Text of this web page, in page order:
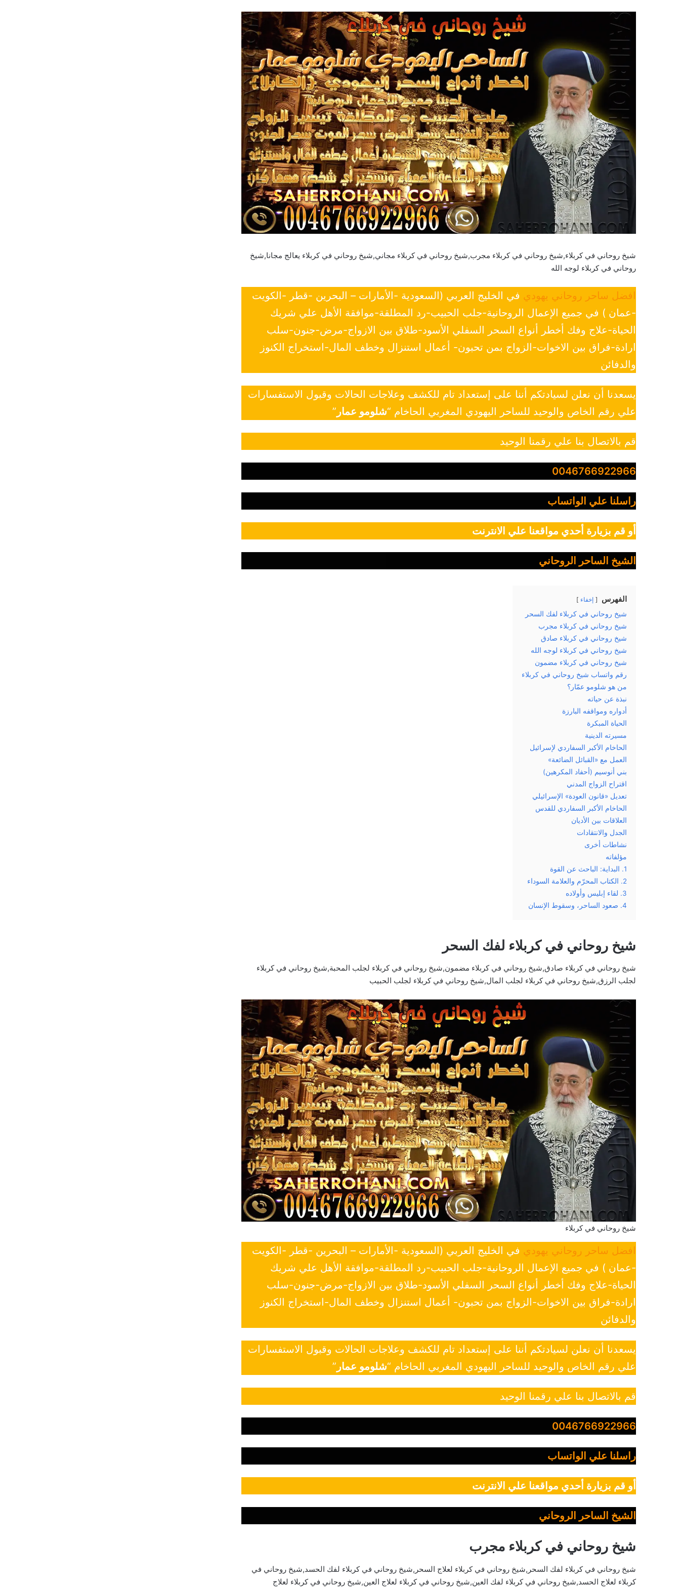
شيخ روحاني في كربلاء,شيخ روحاني في كربلاء مجرب,شيخ روحاني في كربلاء مجاني,شيخ روحاني في كربلاء يعالج مجانا,شيخ
روحاني في كربلاء لوجه الله
افضل ساحر روحاني يهودي في الخليج العربي (السعودية -الأمارات – البحرين -قطر -الكويت
-عمان ) في جميع الإعمال الروحانية-جلب الحبيب-رد المطلقة-موافقة الأهل علي شريك
الحياة-علاج وفك أخطر أنواع السحر السفلي الأسود-طلاق بين الازواج-مرض-جنون-سلب
ارادة-فراق بين الاخوات-الزواج بمن تحبون- أعمال استنزال وخطف المال-استخراج الكنوز
والدفائن
يسعدنا أن نعلن لسيادتكم أننا على إستعداد تام للكشف وعلاجات الحالات وقبول الاستفسارات
علي رقم الخاص والوحيد للساحر اليهودي المغربي الحاخام “شلومو عمار ”
قم بالاتصال بنا علي رقمنا الوحيد
0046766922966
راسلنا علي الواتساب
أو قم بزيارة أحدي مواقعنا علي الانترنت
الشيخ الساحر الروحاني
الفهرس إخفاء
شيخ روحاني في كربلاء لفك السحر
شيخ روحاني في كربلاء مجرب
شيخ روحاني في كربلاء صادق
شيخ روحاني في كربلاء لوجه الله
شيخ روحاني في كربلاء مضمون
رقم واتساب شيخ روحاني في كربلاء
من هو شلومو عمّار؟
نبذة عن حياته
أدواره ومواقفه البارزة
الحياة المبكرة
مسيرته الدينية
الحاخام الأكبر السفاردي لإسرائيل
العمل مع «القبائل الضائعة»
بني أنوسيم (أحفاد المكرهين)
اقتراح الزواج المدني
تعديل «قانون العودة» الإسرائيلي
الحاخام الأكبر السفاردي للقدس
العلاقات بين الأديان
الجدل والانتقادات
نشاطات أخرى
مؤلفاته
1. البداية: الباحث عن القوة
2. الكتاب المحرّم والعلامة السوداء
3. لقاء إبليس وأولاده
4. صعود الساحر، وسقوط الإنسان
شيخ روحاني في كربلاء لفك السحر
شيخ روحاني في كربلاء صادق,شيخ روحاني في كربلاء مضمون,شيخ روحاني في كربلاء لجلب المحبة,شيخ روحاني في كربلاء
لجلب الرزق,شيخ روحاني في كربلاء لجلب المال,شيخ روحاني في كربلاء لجلب الحبيب
شيخ روحاني في كربلاء
افضل ساحر روحاني يهودي في الخليج العربي (السعودية -الأمارات – البحرين -قطر -الكويت
-عمان ) في جميع الإعمال الروحانية-جلب الحبيب-رد المطلقة-موافقة الأهل علي شريك
الحياة-علاج وفك أخطر أنواع السحر السفلي الأسود-طلاق بين الازواج-مرض-جنون-سلب
ارادة-فراق بين الاخوات-الزواج بمن تحبون- أعمال استنزال وخطف المال-استخراج الكنوز
والدفائن
يسعدنا أن نعلن لسيادتكم أننا على إستعداد تام للكشف وعلاجات الحالات وقبول الاستفسارات
علي رقم الخاص والوحيد للساحر اليهودي المغربي الحاخام “شلومو عمار ”
قم بالاتصال بنا علي رقمنا الوحيد
0046766922966
راسلنا علي الواتساب
أو قم بزيارة أحدي مواقعنا علي الانترنت
الشيخ الساحر الروحاني
شيخ روحاني في كربلاء مجرب
شيخ روحاني في كربلاء لفك السحر,شيخ روحاني في كربلاء لعلاج السحر,شيخ روحاني في كربلاء لفك الحسد,شيخ روحاني في
كربلاء لعلاج الحسد,شيخ روحاني في كربلاء لفك العين,شيخ روحاني في كربلاء لعلاج العين,شيخ روحاني في كربلاء لعلاج